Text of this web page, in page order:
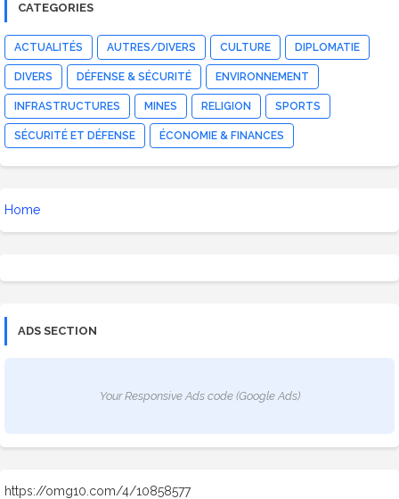
CATEGORIES
ACTUALITÉS AUTRES/DIVERS CULTURE DIPLOMATIE
DIVERS DÉFENSE & SÉCURITÉ ENVIRONNEMENT
INFRASTRUCTURES MINES RELIGION SPORTS
SÉCURITÉ ET DÉFENSE ÉCONOMIE & FINANCES
Home
ADS SECTION
Your Responsive Ads code (Google Ads)
https://omg10.com/4/10858577